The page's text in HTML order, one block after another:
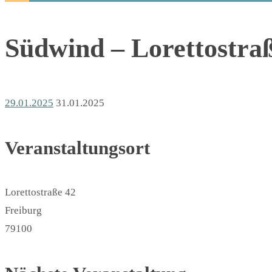
Südwind –
29.01.2025 31.01.2025
Veranstaltungsort
Lorettostraße 42
Freiburg
79100